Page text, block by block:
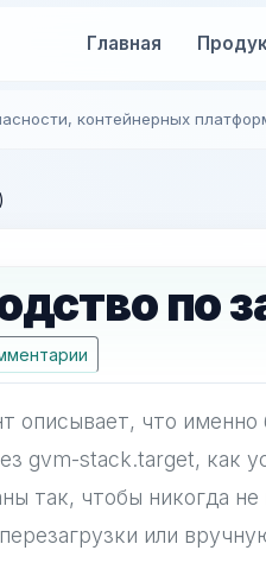
Главная
контейнерных
по
описывает, что именно
gvm-stack.target, как
так, чтобы никогда
или